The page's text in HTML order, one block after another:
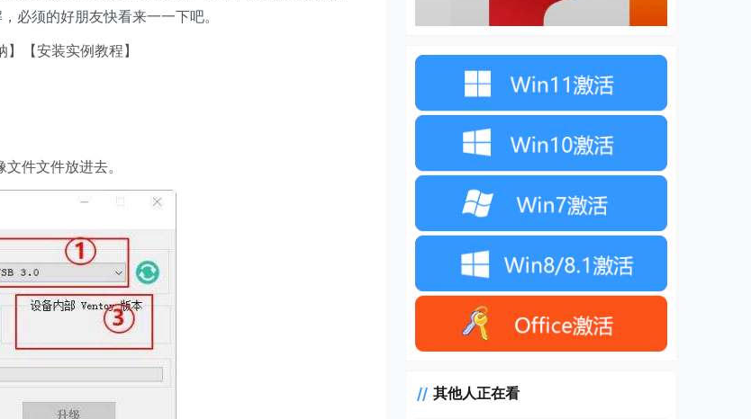
必须的好朋友快看来一一下吧。
】【安装实例教程】
文件文件放进去。
其他人正在看